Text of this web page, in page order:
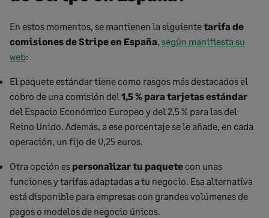
En estos momentos, se mantienen la siguientetarifa de
comisiones de Stripeen España, según manifiesta su
web:
El paquete estándar tiene como rasgos más destacados el
cobro de una comisión del 1,5 % para tarjetas estándar
del Espacio Económico Europeo y del 2,5 % para las del
Reino Unido. Además, a ese porcentaje se le añade, en cada
operación, un fijo de 0,25 euros.
Otra opción es personalizar tu paquete con unas
funciones y tarifas adaptadas a tu negocio. Esa alternativa
está disponible para empresas con grandes volúmenes de
pagos o modelos de negocio únicos.